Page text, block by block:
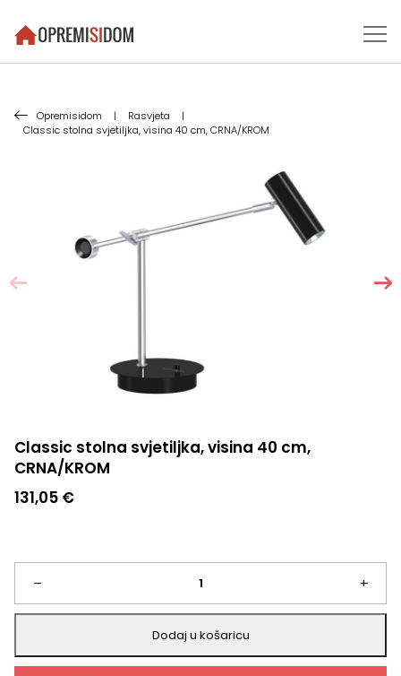
Opremisidom | Rasvjeta
|
Classic stolna svjetiljka, visina 40 cm, CRNA/KROM
Classic stolna svjetiljka, visina 40 cm,
CRNA/KROM
131,05 €
–
Classic
stolna
svjetiljka,
+
Dodaj u košaricu